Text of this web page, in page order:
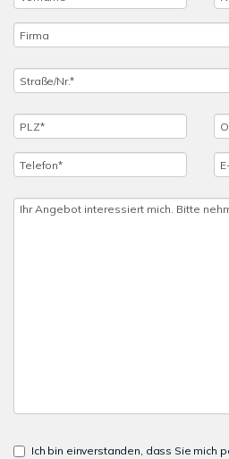
Ich bin einverstanden, dass Sie mich